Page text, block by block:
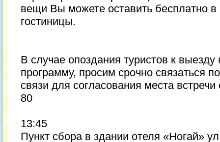
вещи Вы можете оставить бесплатно в
гостиницы.
В случае опоздания туристов к выезду
программу, просим срочно связаться
связи для согласования места
80
13:45
Пункт сбора в здании отеля «Ногай»